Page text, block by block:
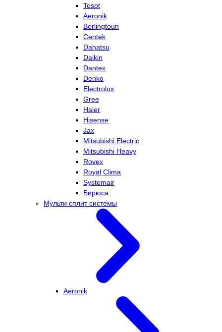
Tosot
Aeronik
Berlingtoun
Centek
Dahatsu
Daikin
Dantex
Denko
Electrolux
Gree
Haier
Hisense
Jax
Mitsubishi Electric
Mitsubishi Heavy
Rovex
Royal Clima
Systemair
Бирюса
Мульти сплит системы
Aeronik